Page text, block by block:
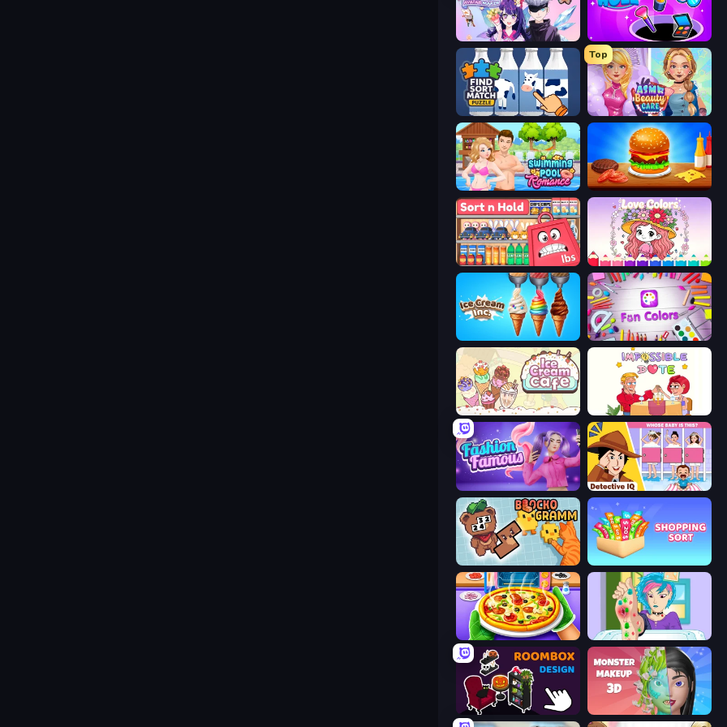
Anime Couple: Avatar Maker Make Up Hole
Find Sort Match - Puzzle
Top
ASMR Beauty Care
Swimming Pool Romance Burger Cafe
Sort n Hold Love Colors
Ice Cream Inc. Fun Colors
Ice Cream Cafe Impossible Date
Fashion Famous Detective IQ: Brain Games
Blockogramm Shopping Sort
Pizza Maker Feet's Doctor Urgent Care
Roombox Design Monster Makeup 3D